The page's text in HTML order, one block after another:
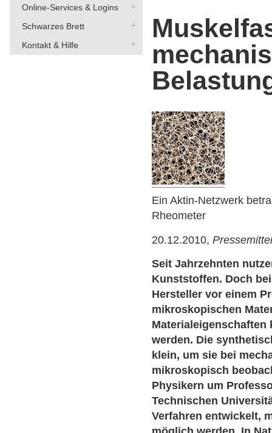
Online-Services & Logins
Schwarzes Brett
Kontakt & Hilfe
Ein Aktin-Netzwerk
Rheometer
20.12.2010,
Seit Jahrzehnten
Kunststoffen. Doch
Hersteller vor einem
mikroskopischen
werden. Die
klein, um sie bei
mikroskopisch
Physikern um
Technischen
Verfahren entwickelt,